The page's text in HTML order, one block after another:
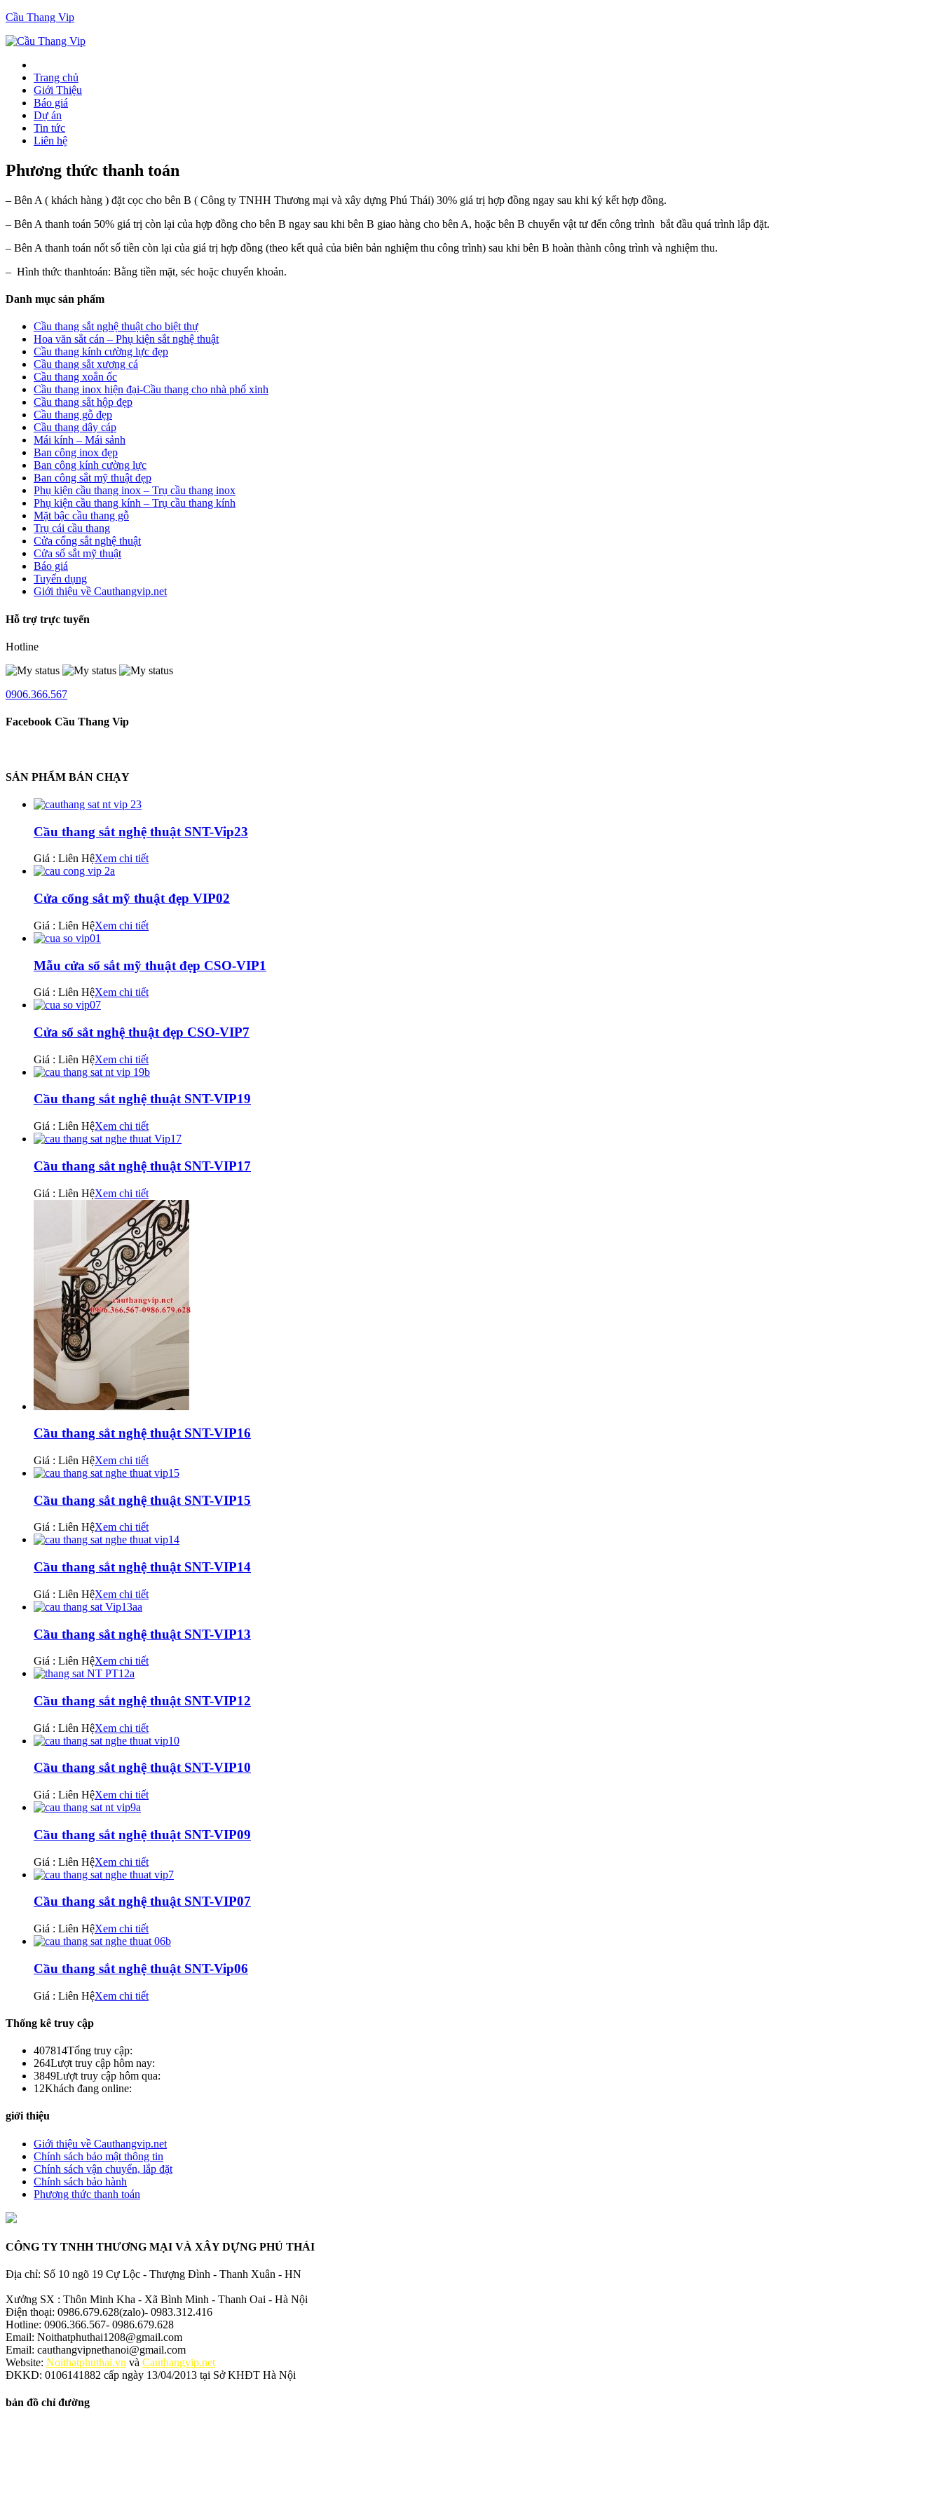
Cầu Thang Vip
Trang chủ
Giới Thiệu
Báo giá
Dự án
Tin tức
Liên hệ
Phương thức thanh toán
– Bên A ( khách hàng ) đặt cọc cho bên B ( Công ty TNHH Thương mại và xây dựng Phú Thái) 30% giá trị hợp đồng ngay sau khi ký kết hợp đồng.
– Bên A thanh toán 50% giá trị còn lại của hợp đồng cho bên B ngay sau khi bên B giao hàng cho bên A, hoặc bên B chuyển vật tư đến công trình bắt đầu quá trình lắp đặt.
– Bên A thanh toán nốt số tiền còn lại của giá trị hợp đồng (theo kết quả của biên bản nghiệm thu công trình) sau khi bên B hoàn thành công trình và nghiệm thu.
– Hình thức thanhtoán: Bằng tiền mặt, séc hoặc chuyển khoản.
Danh mục sản phẩm
Cầu thang sắt nghệ thuật cho biệt thự
Hoa văn sắt cán – Phụ kiện sắt nghệ thuật
Cầu thang kính cường lực đẹp
Cầu thang sắt xương cá
Cầu thang xoắn ốc
Cầu thang inox hiện đại-Cầu thang cho nhà phố xinh
Cầu thang sắt hộp đẹp
Cầu thang gỗ đẹp
Cầu thang dây cáp
Mái kính – Mái sảnh
Ban công inox đẹp
Ban công kính cường lực
Ban công sắt mỹ thuật đẹp
Phụ kiện cầu thang inox – Trụ cầu thang inox
Phụ kiện cầu thang kính – Trụ cầu thang kính
Mặt bậc cầu thang gỗ
Trụ cái cầu thang
Cửa cổng sắt nghệ thuật
Cửa sổ sắt mỹ thuật
Báo giá
Tuyển dụng
Giới thiệu về Cauthangvip.net
Hỗ trợ trực tuyến
Hotline
0906.366.567
Facebook Cầu Thang Vip
SẢN PHẨM BÁN CHẠY
Cầu thang sắt nghệ thuật SNT-Vip23
Giá : Liên HệXem chi tiết
Cửa cổng sắt mỹ thuật đẹp VIP02
Giá : Liên HệXem chi tiết
Mẫu cửa sổ sắt mỹ thuật đẹp CSO-VIP1
Giá : Liên HệXem chi tiết
Cửa sổ sắt nghệ thuật đẹp CSO-VIP7
Giá : Liên HệXem chi tiết
Cầu thang sắt nghệ thuật SNT-VIP19
Giá : Liên HệXem chi tiết
Cầu thang sắt nghệ thuật SNT-VIP17
Giá : Liên HệXem chi tiết
Cầu thang sắt nghệ thuật SNT-VIP16
Giá : Liên HệXem chi tiết
Cầu thang sắt nghệ thuật SNT-VIP15
Giá : Liên HệXem chi tiết
Cầu thang sắt nghệ thuật SNT-VIP14
Giá : Liên HệXem chi tiết
Cầu thang sắt nghệ thuật SNT-VIP13
Giá : Liên HệXem chi tiết
Cầu thang sắt nghệ thuật SNT-VIP12
Giá : Liên HệXem chi tiết
Cầu thang sắt nghệ thuật SNT-VIP10
Giá : Liên HệXem chi tiết
Cầu thang sắt nghệ thuật SNT-VIP09
Giá : Liên HệXem chi tiết
Cầu thang sắt nghệ thuật SNT-VIP07
Giá : Liên HệXem chi tiết
Cầu thang sắt nghệ thuật SNT-Vip06
Giá : Liên HệXem chi tiết
Thống kê truy cập
407814Tổng truy cập:
264Lượt truy cập hôm nay:
3849Lượt truy cập hôm qua:
12Khách đang online:
giới thiệu
Giới thiệu về Cauthangvip.net
Chính sách bảo mật thông tin
Chính sách vận chuyển, lắp đặt
Chính sách bảo hành
Phương thức thanh toán
CÔNG TY TNHH THƯƠNG MẠI VÀ XÂY DỰNG PHÚ THÁI
Địa chỉ: Số 10 ngõ 19 Cự Lộc - Thượng Đình - Thanh Xuân - HN
Xưởng SX : Thôn Minh Kha - Xã Bình Minh - Thanh Oai - Hà Nội
Điện thoại: 0986.679.628(zalo)- 0983.312.416
Hotline: 0906.366.567- 0986.679.628
Email: Noithatphuthai1208@gmail.com
Email: cauthangvipnethanoi@gmail.com
Website: Noithatphuthai.vn và Cauthangvip.net
ĐKKD: 0106141882 cấp ngày 13/04/2013 tại Sở KHĐT Hà Nội
bản đồ chỉ đường